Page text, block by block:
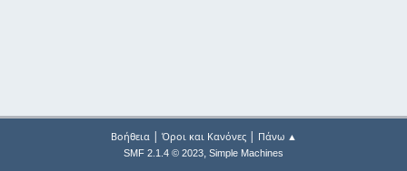
Βοήθεια| Όροι και Κανόνες| Πάνω ▲
SMF 2.1.4 © 2023, Simple Machines